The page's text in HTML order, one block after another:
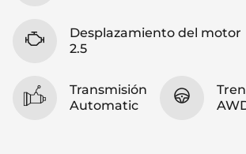
Desplazamiento del motor
2.5
Transmisión
Automatic